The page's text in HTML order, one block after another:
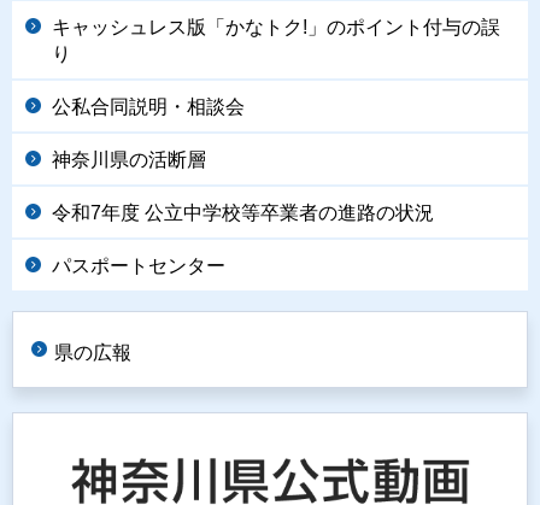
キャッシュレス版「かなトク!」のポイント付与の誤
り
公私合同説明・相談会
神奈川県の活断層
令和7年度 公立中学校等卒業者の進路の状況
パスポートセンター
県の広報